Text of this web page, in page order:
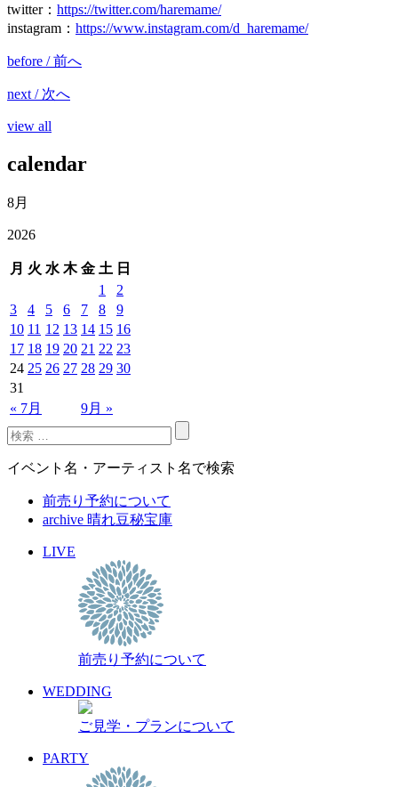
twitter： https://twitter.com/haremame/
instagram ： https://www.instagram.com/d_haremame/
before / 前へ
next / 次へ
view all
calendar
8月
2026
月 火 水 木 金 土 日
« 7月 9月 »
1
2
3
4 5 6 7 8
9
10 11 12 13 14 15 16
17 18 19 20 21 22 23
24 25 26 27 28 29 30
31
イベント名・アーティスト名で検索
前売り予約について
archive 晴れ豆秘宝庫
LIVE
前売り予約について
WEDDING
ご見学・プランについて
PARTY